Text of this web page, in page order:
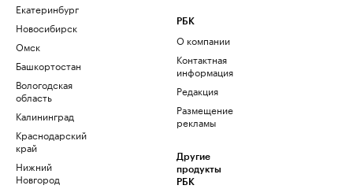
Екатеринбург
Новосибирск
Омск
Башкортостан
Вологодская
область
Калининград
Краснодарский
край
Нижний
Новгород
РБК
О компании
Контактная
информация
Редакция
Размещение
рекламы
Другие
продукты
РБК